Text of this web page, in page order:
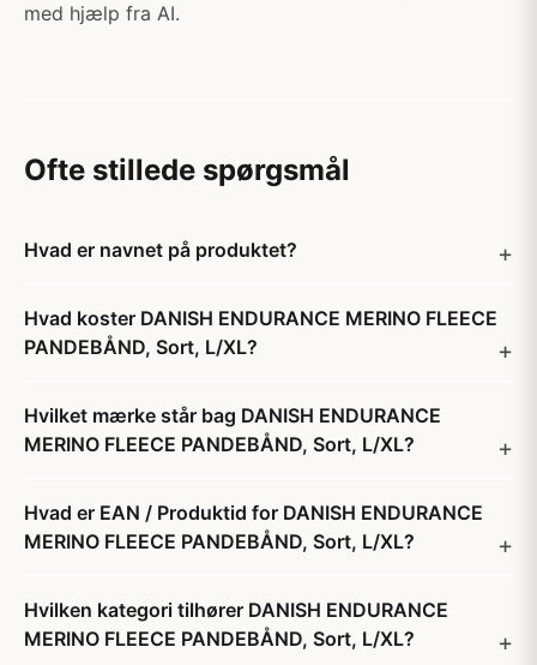
med hjælp fra AI.
Ofte stillede spørgsmål
Hvad er navnet på produktet?
Hvad koster DANISH ENDURANCE MERINO FLEECE
PANDEBÅND, Sort, L/XL?
Hvilket mærke står bag DANISH ENDURANCE
MERINO FLEECE PANDEBÅND, Sort, L/XL?
Hvad er EAN / Produktid for DANISH ENDURANCE
MERINO FLEECE PANDEBÅND, Sort, L/XL?
Hvilken kategori tilhører DANISH ENDURANCE
MERINO FLEECE PANDEBÅND, Sort, L/XL?